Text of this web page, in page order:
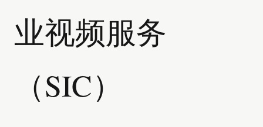
业视频服务
（SIC）